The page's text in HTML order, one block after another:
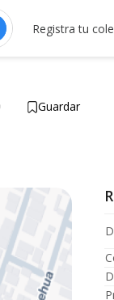
Registra tu
Guardar